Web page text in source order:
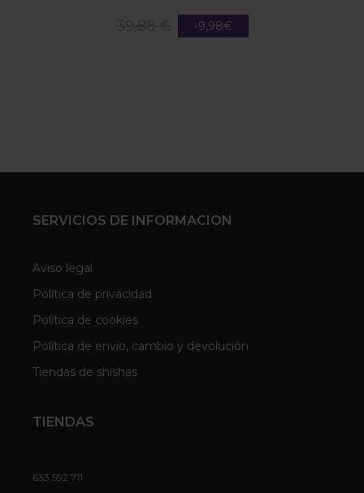
-9,98€
SERVICIOS DE INFORMACION
Aviso legal
Política de privacidad
Política de cookies
Política de envío, cambio y devolución
Tiendas de shishas
TIENDAS
633 592 711